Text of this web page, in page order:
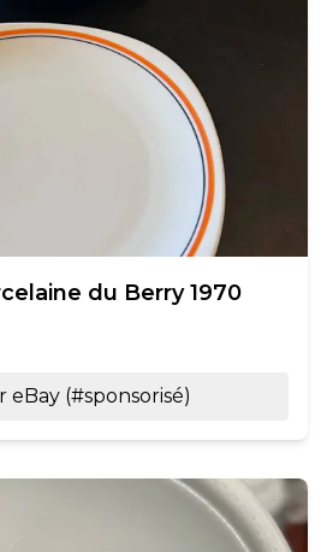
du Berry 1970
eBay (#sponsorisé)